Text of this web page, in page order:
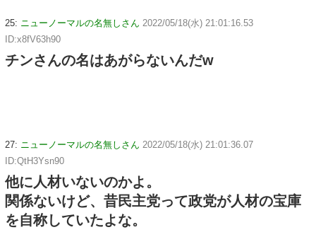
25: ニューノーマルの名無しさん 2022/05/18(水) 21:01:16.53
ID:x8fV63h90
チンさんの名はあがらないんだw
27: ニューノーマルの名無しさん 2022/05/18(水) 21:01:36.07
ID:QtH3Ysn90
他に人材いないのかよ。
関係ないけど、昔民主党って政党が人材の宝庫
を自称していたよな。